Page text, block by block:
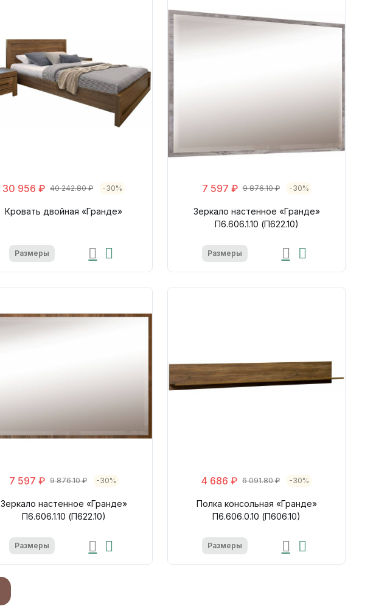
30 956 ₽ 40 242.80 ₽ -30%
Кровать двойная «Гранде»
Размеры
7 597 ₽ 9 876.10 ₽ -30%
Зеркало настенное «Гранде»
П6.606.1.10 (П622.10)
Размеры
7 597 ₽ 9 876.10 ₽ -30%
Зеркало настенное «Гранде»
П6.606.1.10 (П622.10)
Размеры
4 686 ₽ 6 091.80 ₽ -30%
Полка консольная «Гранде»
П6.606.0.10 (П606.10)
Размеры